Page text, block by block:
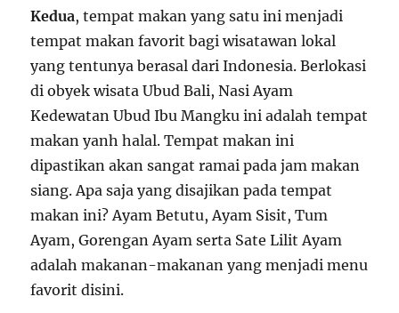
Kedua, tempat makan yang satu ini menjadi
tempat makan favorit bagi wisatawan lokal
yang tentunya berasal dari Indonesia. Berlokasi
di obyek wisata Ubud Bali, Nasi Ayam
Kedewatan Ubud Ibu Mangku ini adalah tempat
makan yanh halal. Tempat makan ini
dipastikan akan sangat ramai pada jam makan
siang. Apa saja yang disajikan pada tempat
makan ini? Ayam Betutu, Ayam Sisit, Tum
Ayam, Gorengan Ayam serta Sate Lilit Ayam
adalah makanan-makanan yang menjadi menu
favorit disini.